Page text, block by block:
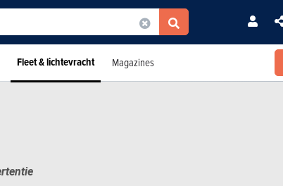
Fleet & lichtevracht Magazines